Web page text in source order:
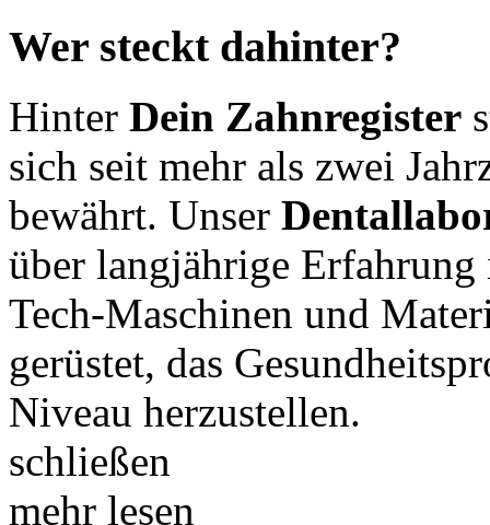
Wer steckt dahinter?
Hinter Dein Zahnregister
sich seit mehr als zwei
bewährt. Unser
über langjährige
Tech-Maschinen und
gerüstet, das
Niveau herzustellen.
schließen
mehr lesen